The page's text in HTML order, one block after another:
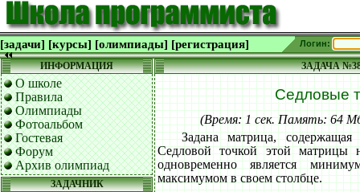
[задачи] [курсы] [олимпиады] [регистрация] Логин:
ИНФОРМАЦИЯ
О школе
Правила
Олимпиады
Фотоальбом
Гостевая
Форум
Архив олимпиад
ЗАДАЧНИК
ЗАДАЧА
Седловые
(Время: 1 сек. Память: 64
Задана матрица,
Седловой точкой этой матрицы
одновременно является
максимумом в своем столбце.